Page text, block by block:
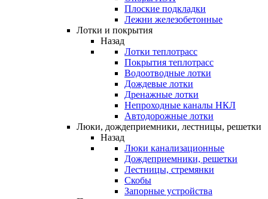
Плоские подкладки
Лежни железобетонные
Лотки и покрытия
Назад
Лотки теплотрасс
Покрытия теплотрасс
Водоотводные лотки
Дождевые лотки
Дренажные лотки
Непроходные каналы НКЛ
Автодорожные лотки
Люки, дождеприемники, лестницы, решетки
Назад
Люки канализационные
Дождеприемники, решетки
Лестницы, стремянки
Скобы
Запорные устройства